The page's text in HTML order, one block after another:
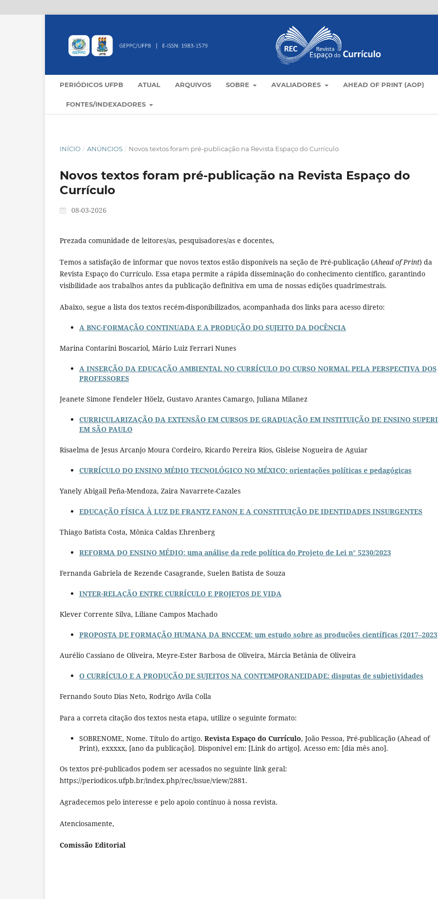
PERIÓDICOS UFPB ATUAL ARQUIVOS SOBRE AVALIADORES AHEAD OF PRINT (AOP)
FONTES/INDEXADORES
INÍCIO / ANÚNCIOS / Novos textos foram pré-publicação na Revista Espaço do Currículo
Novos textos foram pré-publicação na Revista Espaço do
Currículo
08-03-2026
Prezada comunidade de leitores/as, pesquisadores/as e docentes,
Temos a satisfação de informar que novos textos estão disponíveis na seção de Pré-publicação (Ahead of Print) da
Revista Espaço do Currículo. Essa etapa permite a rápida disseminação do conhecimento científico, garantindo
visibilidade aos trabalhos antes da publicação definitiva em uma de nossas edições quadrimestrais.
Abaixo, segue a lista dos textos recém-disponibilizados, acompanhada dos links para acesso direto:
A BNC-FORMAÇÃO CONTINUADA E A PRODUÇÃO DO SUJEITO DA DOCÊNCIA
Marina Contarini Boscariol, Mário Luiz Ferrari Nunes
A INSERÇÃO DA EDUCAÇÃO AMBIENTAL NO CURRÍCULO DO CURSO NORMAL PELA PERSPECTIVA DOS
PROFESSORES
Jeanete Simone Fendeler Höelz, Gustavo Arantes Camargo, Juliana Milanez
CURRICULARIZAÇÃO DA EXTENSÃO EM CURSOS DE GRADUAÇÃO EM INSTITUIÇÃO DE ENSINO
EM SÃO PAULO
Risaelma de Jesus Arcanjo Moura Cordeiro, Ricardo Pereira Rios, Gisleise Nogueira de Aguiar
CURRÍCULO DO ENSINO MÉDIO TECNOLÓGICO NO MÉXICO: orientações políticas e pedagógicas
Yanely Abigail Peña-Mendoza, Zaira Navarrete-Cazales
EDUCAÇÃO FÍSICA À LUZ DE FRANTZ FANON E A CONSTITUIÇÃO DE IDENTIDADES INSURGENTES
Thiago Batista Costa, Mônica Caldas Ehrenberg
REFORMA DO ENSINO MÉDIO: uma análise da rede política do Projeto de Lei n° 5230/2023
Fernanda Gabriela de Rezende Casagrande, Suelen Batista de Souza
INTER-RELAÇÃO ENTRE CURRÍCULO E PROJETOS DE VIDA
Klever Corrente Silva, Liliane Campos Machado
PROPOSTA DE FORMAÇÃO HUMANA DA BNCCEM: um estudo sobre as produções científicas
Aurélio Cassiano de Oliveira, Meyre-Ester Barbosa de Oliveira, Márcia Betânia de Oliveira
O CURRÍCULO E A PRODUÇÃO DE SUJEITOS NA CONTEMPORANEIDADE: disputas de subjetividades
Fernando Souto Dias Neto, Rodrigo Avila Colla
Para a correta citação dos textos nesta etapa, utilize o seguinte formato:
SOBRENOME, Nome. Título do artigo. Revista Espaço do Currículo, João Pessoa, Pré-publicação (Ahead of
Print), exxxxx, [ano da publicação]. Disponível em: [Link do artigo]. Acesso em: [dia mês ano].
Os textos pré-publicados podem ser acessados no seguinte link geral:
https://periodicos.ufpb.br/index.php/rec/issue/view/2881.
Agradecemos pelo interesse e pelo apoio contínuo à nossa revista.
Atenciosamente,
Comissão Editorial